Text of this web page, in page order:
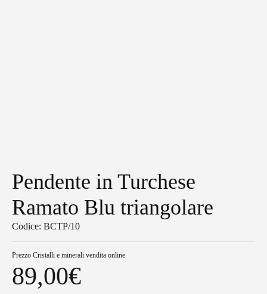
Pendente in Turchese
Ramato Blu triangolare
Codice: BCTP/10
Prezzo Cristalli e minerali vendita online
89,00€